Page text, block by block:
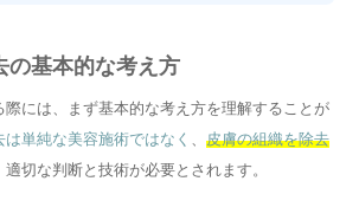
の基本的な考え方
には、まず基本的な考え方を理解することが
単純な美容施術ではなく
皮膚の組織を除去
適切な判断と技術が必要とされます。